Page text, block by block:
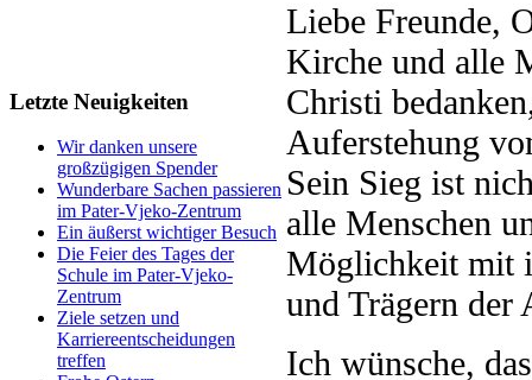
Letzte Neuigkeiten
Wir danken unsere
großzügigen Spender
Wunderbare Sachen passieren
im Pater-Vjeko-Zentrum
Ein äußerst wichtiger Besuch
Die Feier des Tages der
Schule im Pater-Vjeko-
Zentrum
Ziele setzen und
Karriereentscheidungen
treffen
Liebe Freunde,
Kirche und alle
Christi
Auferstehung
Sein Sieg ist
alle Menschen
Möglichkeit mit
und Trägern der
Ich wünsche,